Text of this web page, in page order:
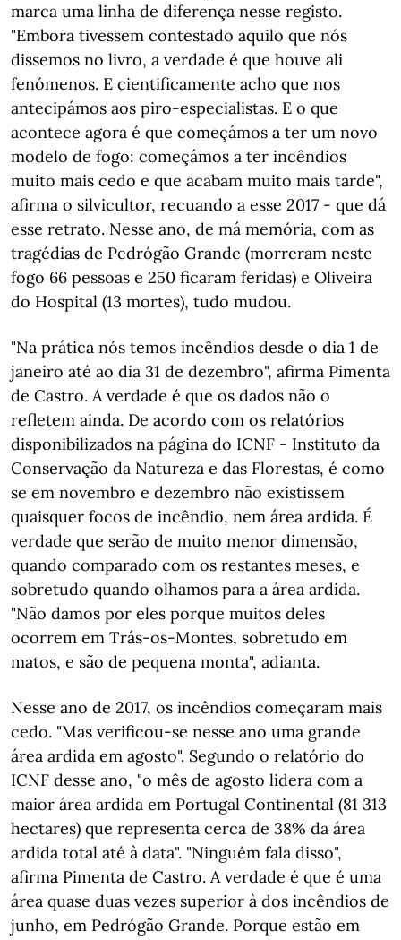
marca uma linha de diferença nesse registo.
"Embora tivessem contestado aquilo que nós
dissemos no livro, a verdade é que houve ali
fenómenos. E cientificamente acho que nos
antecipámos aos piro-especialistas. E o que
acontece agora é que começámos a ter um novo
modelo de fogo: começámos a ter incêndios
muito mais cedo e que acabam muito mais tarde",
afirma o silvicultor, recuando a esse 2017 - que dá
esse retrato. Nesse ano, de má memória, com as
tragédias de Pedrógão Grande (morreram neste
fogo 66 pessoas e 250 ficaram feridas) e Oliveira
do Hospital (13 mortes), tudo mudou.
"Na prática nós temos incêndios desde o dia 1 de
janeiro até ao dia 31 de dezembro", afirma Pimenta
de Castro. A verdade é que os dados não o
refletem ainda. De acordo com os relatórios
disponibilizados na página do ICNF - Instituto da
Conservação da Natureza e das Florestas, é como
se em novembro e dezembro não existissem
quaisquer focos de incêndio, nem área ardida. É
verdade que serão de muito menor dimensão,
quando comparado com os restantes meses, e
sobretudo quando olhamos para a área ardida.
"Não damos por eles porque muitos deles
ocorrem em Trás-os-Montes, sobretudo em
matos, e são de pequena monta", adianta.
Nesse ano de 2017, os incêndios começaram mais
cedo. "Mas verificou-se nesse ano uma grande
área ardida em agosto". Segundo o relatório do
ICNF desse ano, "o mês de agosto lidera com a
maior área ardida em Portugal Continental (81 313
hectares) que representa cerca de 38% da área
ardida total até à data". "Ninguém fala disso",
afirma Pimenta de Castro. A verdade é que é uma
área quase duas vezes superior à dos incêndios de
junho, em Pedrógão Grande. Porque estão em